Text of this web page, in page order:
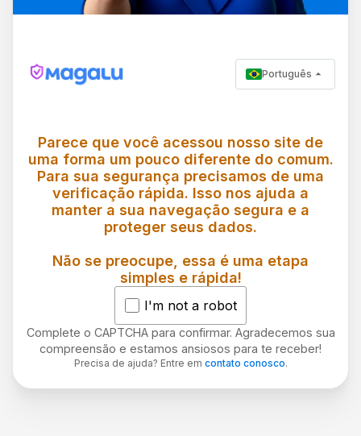
Português
Parece que você acessou nosso site de
uma forma um pouco diferente do comum.
Para sua segurança precisamos de uma
verificação rápida. Isso nos ajuda a
manter a sua navegação segura e a
proteger seus dados.
Não se preocupe, essa é uma etapa
simples e rápida!
I'm not a robot
Complete o CAPTCHA para confirmar. Agradecemos sua
compreensão e estamos ansiosos para te receber!
Precisa de ajuda? Entre em contato conosco.